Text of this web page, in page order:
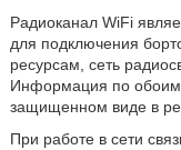
Радиоканал WiFi
для подключения
ресурсам, сеть
Информация по обоим
защищенном виде в
При работе в сети